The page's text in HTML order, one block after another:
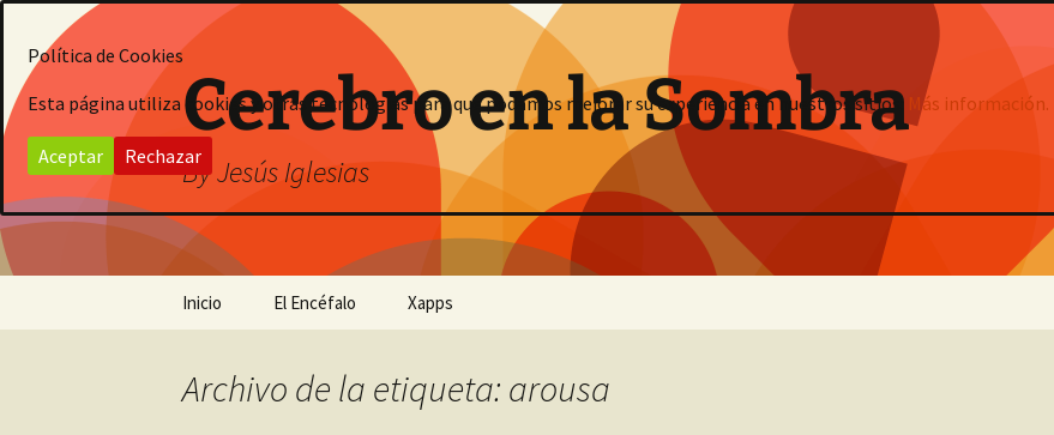
contenido
Cerebro en la Sombra
By Jesús Iglesias
Inicio El Encéfalo Xapps
Archivo de la etiqueta: arousa
Política de Cookies
Esta página utiliza cookies y otras tecnologías para que podamos mejorar su experiencia en nuestros sitios: Más información.
Aceptar Rechazar